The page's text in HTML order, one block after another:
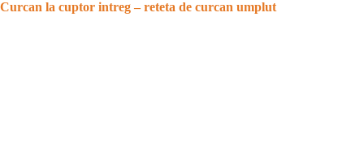
Curcan la cuptor intreg – reteta de curcan umplut